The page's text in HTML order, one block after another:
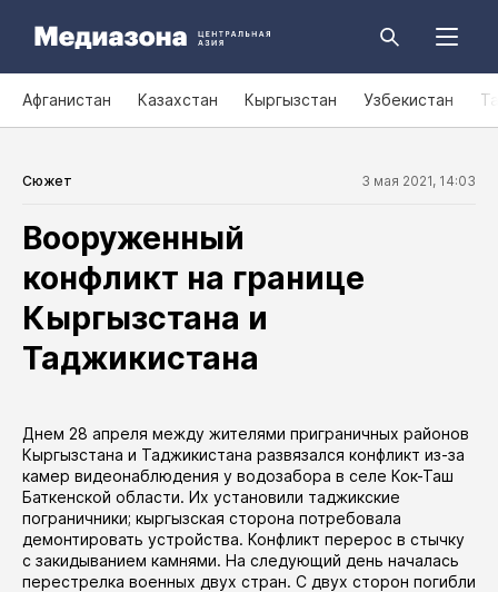
Афганистан Казахстан Кыргызстан Узбекистан
Сюжет 3 мая 2021, 14:03
Вооруженный
конфликт на границе
Кыргызстана и
Таджикистана
Днем 28 апреля между жителями приграничных районов
Кыргызстана и Таджикистана развязался конфликт из-за
камер видеонаблюдения у водозабора в селе Кок-Таш
Баткенской области. Их установили таджикские
пограничники; кыргызская сторона потребовала
демонтировать устройства. Конфликт перерос в стычку
с закидыванием камнями. На следующий день началась
перестрелка военных двух стран. С двух сторон погибли